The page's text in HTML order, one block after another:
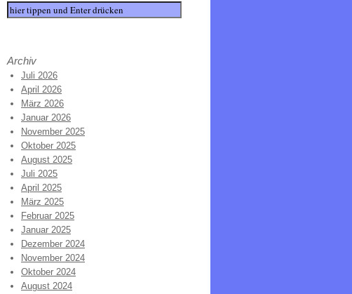
Archiv
Juli 2026
April 2026
März 2026
Januar 2026
November 2025
Oktober 2025
August 2025
Juli 2025
April 2025
März 2025
Februar 2025
Januar 2025
Dezember 2024
November 2024
Oktober 2024
August 2024